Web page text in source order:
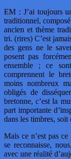
EM : J’ai toujours
traditionnel,
ancien et thème
tri. (rires) C’est
des gens ne le
posent pas
ensemble ; ce
comprennent le
moins nombreux
obligés de
bretonne, c’est la
part importante
dans les timbres, soit
Mais ce n’est pas
se reconnaisse,
avec une réalité